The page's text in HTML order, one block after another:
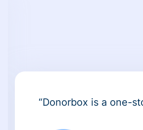
“Donorbox is a one-